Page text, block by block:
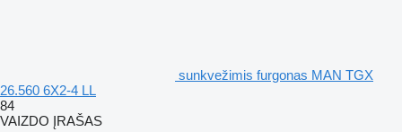
sunkvežimis furgonas MAN TGX
26.560 6X2-4 LL
84
VAIZDO ĮRAŠAS